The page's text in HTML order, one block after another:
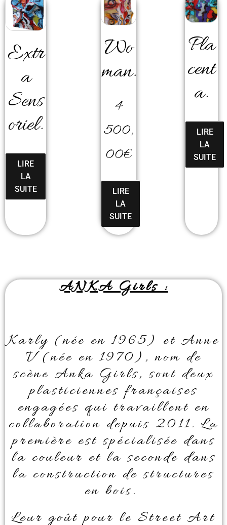
Extr
a
Sens
oriel.
LIRE
LA
SUITE
Wo
man.
4
500,
00€
LIRE
LA
SUITE
Pla
cent
a.
LIRE
LA
SUITE
ANKA Girls :
Karly (née en 1965) et Anne
V (née en 1970), nom de
scène Anka Girls, sont deux
plasticiennes françaises
engagées qui travaillent en
collaboration depuis 2011. La
première est spécialisée dans
la couleur et la seconde dans
la construction de structures
en bois.
Leur goût pour le Street Art